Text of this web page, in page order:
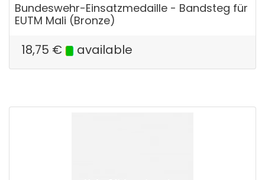
Bundeswehr-Einsatzmedaille - Bandsteg für
EUTM Mali (Bronze)
18,75 € available